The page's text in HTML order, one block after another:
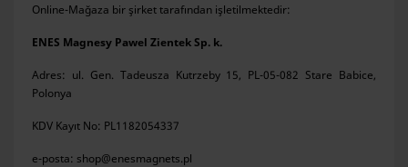
Online-Mağaza bir şirket tarafından işletilmektedir:
ENES Magnesy Pawel Zientek Sp. k.
Adres: ul. Gen. Tadeusza Kutrzeby 15, PL-05-082 Stare Babice,
Polonya
KDV Kayıt No: PL1182054337
e-posta: shop@enesmagnets.pl